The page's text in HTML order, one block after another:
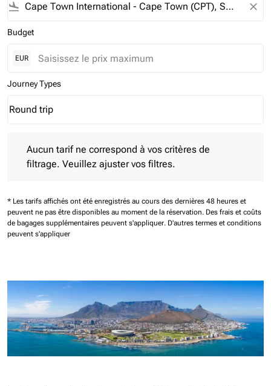
flight_land close
Budget
EUR
Journey Types
Journey Types option Round trip Selected
Round trip
keyboard_arrow_down
Aucun tarif ne correspond à vos critères de
filtrage. Veuillez ajuster vos filtres.
* Les tarifs affichés ont été enregistrés au cours des dernières 48 heures et
peuvent ne pas être disponibles au moment de la réservation. Des frais et coûts
de bagages supplémentaires peuvent s'appliquer. D'autres termes et conditions
peuvent s'appliquer